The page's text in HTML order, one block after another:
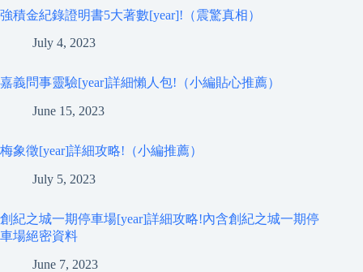
強積金紀錄證明書5大著數[year]!（震驚真相）
July 4, 2023
嘉義問事靈驗[year]詳細懶人包!（小編貼心推薦）
June 15, 2023
梅象徵[year]詳細攻略!（小編推薦）
July 5, 2023
創紀之城一期停車場[year]詳細攻略!內含創紀之城一期停
車場絕密資料
June 7, 2023